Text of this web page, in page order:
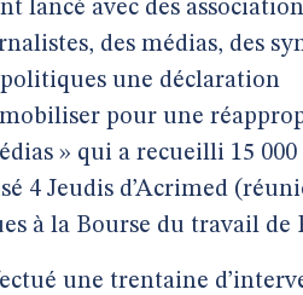
lancé avec des
des médias, des
une déclaration
pour une
» qui a recueilli 15 000
4 Jeudis d’Acrimed
à la Bourse du travail de
une trentaine